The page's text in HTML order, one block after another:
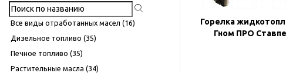
Все виды отработанных масел (16)
Дизельное топливо (35)
Печное топливо (35)
Растительные масла (34)
Горелка
Гном ПРО